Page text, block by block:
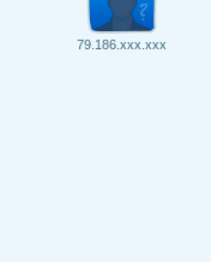
79.186.xxx.xxx